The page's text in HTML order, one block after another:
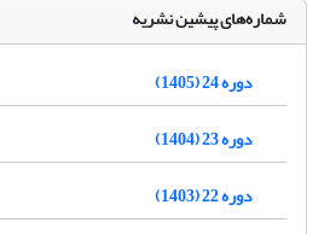
شماره‌های پیشین نشریه
دوره 24 (1405)
دوره 23 (1404)
دوره 22 (1403)